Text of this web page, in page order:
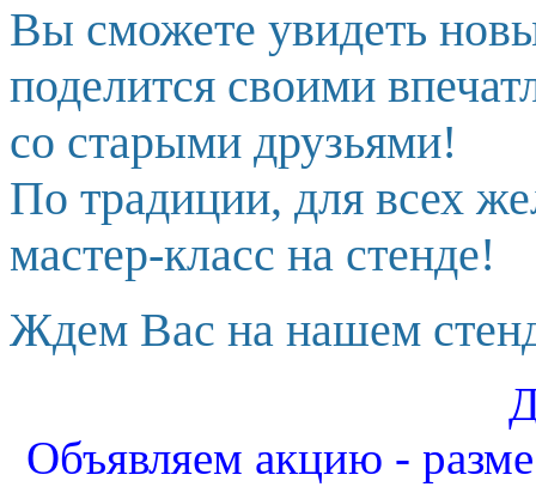
Вы сможете увидеть
поделится своими
со старыми друзьями!
По традиции, для всех
мастер-класс на стенде!
Ждем Вас на нашем
Объявляем акцию -